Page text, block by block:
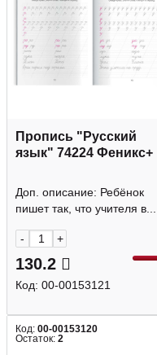
Пропись "Русский
язык" 74224 Феникс+
Доп. описание: Ребёнок
пишет так, что учителя в...
- +
130.2
Код: 00-00153121
Код: 00-00153120
Остаток: 2